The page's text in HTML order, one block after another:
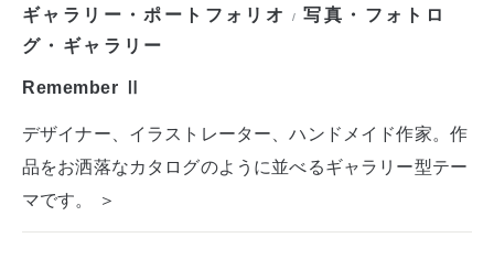
ギャラリー・ポートフォリオ /写真・フォトロ
グ・ギャラリー
Remember Ⅱ
デザイナー、イラストレーター、ハンドメイド作家。作
品をお洒落なカタログのように並べるギャラリー型テー
マです。 ＞